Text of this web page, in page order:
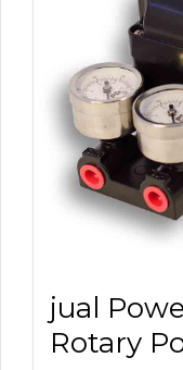
jual
Rotary